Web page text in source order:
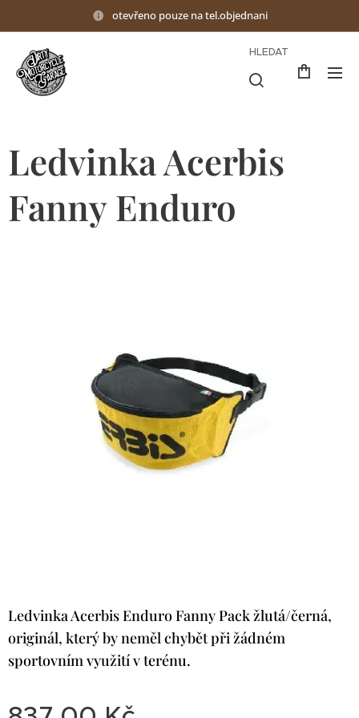
otevřeno pouze na tel.objednani
HLEDAT
Ledvinka Acerbis
Fanny Enduro
Ledvinka Acerbis Enduro Fanny Pack žlutá/černá,
originál, který by neměl chybět při žádném
sportovním využití v terénu.